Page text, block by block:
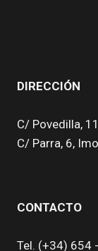
DIRECCIÓN
C/ Povedilla,
C/ Parra, 6,
CONTACTO
Tel. (+34) 654